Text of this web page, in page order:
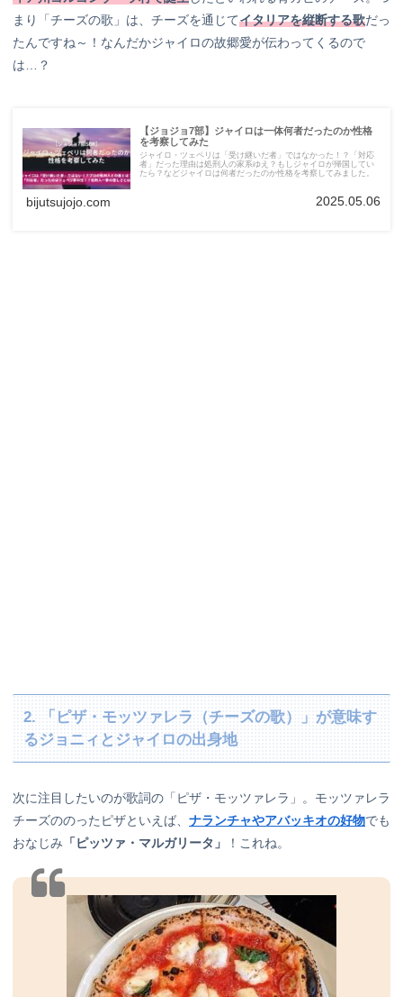
まり「チーズの歌」は、チーズを通じてイタリアを縦断する歌だっ
たんですね～！なんだかジャイロの故郷愛が伝わってくるので
は…？
【ジョジョ7部】ジャイロは一体何者だったのか性格
を考察してみた
ジャイロ・ツェペリは「受け継いだ者」ではなかった！？「対応
者」だった理由は処刑人の家系ゆえ？もしジャイロが帰国してい
たら？などジャイロは何者だったのか性格を考察してみました。
bijutsujojo.com 2025.05.06
2. 「ピザ・モッツァレラ（チーズの歌）」が意味す
るジョニィとジャイロの出身地
次に注目したいのが歌詞の「ピザ・モッツァレラ」。モッツァレラ
チーズののったピザといえば、 ナランチャやアバッキオの好物でも
おなじみ 「ピッツァ・マルガリータ」 ！これね。